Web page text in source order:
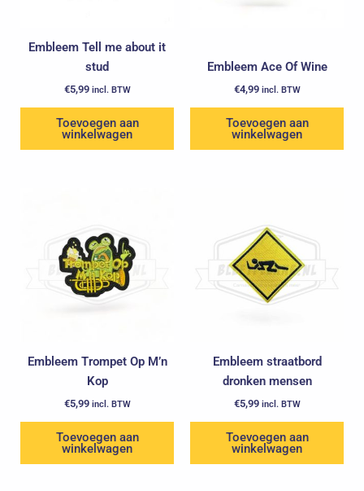
Embleem Tell me about it
stud
€5,99 incl. BTW
Toevoegen aan
winkelwagen
Embleem Ace Of Wine
€4,99 incl. BTW
Toevoegen aan
winkelwagen
Embleem Trompet Op M’n
Kop
€5,99 incl. BTW
Toevoegen aan
winkelwagen
Embleem straatbord
dronken mensen
€5,99 incl. BTW
Toevoegen aan
winkelwagen